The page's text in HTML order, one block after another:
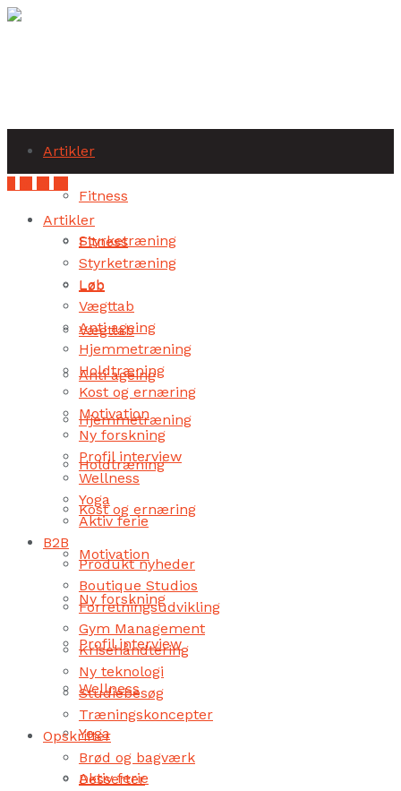
Artikler
Fitness
Styrketræning
Løb
Vægttab
Anti ageing
Hjemmetræning
Holdtræning
Kost og ernæring
Motivation
Ny forskning
Profil interview
Wellness
Yoga
Aktiv ferie
Artikler
Fitness
Styrketræning
Løb
Vægttab
Anti ageing
Hjemmetræning
Holdtræning
Kost og ernæring
Motivation
Ny forskning
Profil interview
Wellness
Yoga
Aktiv ferie
B2B
Produkt nyheder
Boutique Studios
Forretningsudvikling
Gym Management
Krisehåndtering
Ny teknologi
Studiebesøg
Træningskoncepter
Opskrifter
Brød og bagværk
Desserter